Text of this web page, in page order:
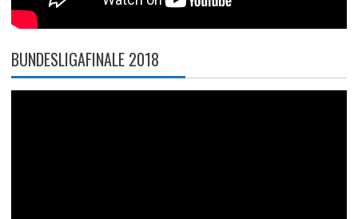
BUNDESLIGAFINALE 2018